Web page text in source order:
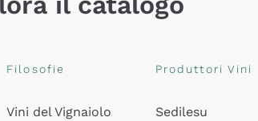
Filosofie
Vini del Vignaiolo
Produttori Vini
Sedilesu